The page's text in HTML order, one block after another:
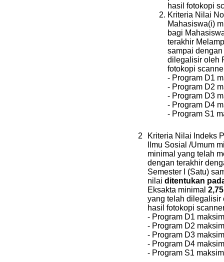
hasil fotokopi
Kriteria Nilai
Mahasiswa(i)
bagi
terakhir
sampai
dilegalisir oleh
fotokopi
- Program D1
- Program D2
- Program D3
- Program D4
- Program S1
2
Kriteria Nilai Indeks
Ilmu Sosial /Umum
minimal yang telah
dengan terakhir
Semester I (Satu)
nilai ditentukan
Eksakta minimal 2,75
yang telah dilegalisir
hasil fotokopi
- Program D1
- Program D2
- Program D3
- Program D4
- Program S1